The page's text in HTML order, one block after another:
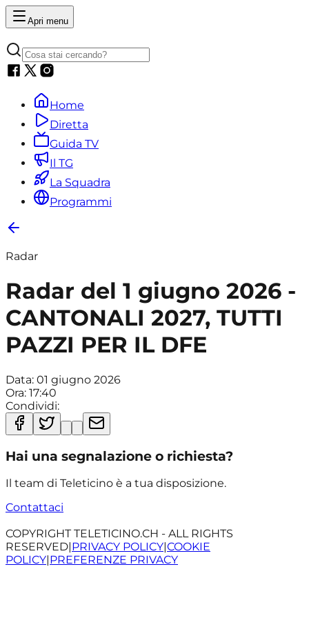
Apri menu
Home
Diretta
Guida TV
Il TG
La Squadra
Programmi
Radar
Radar del 1 giugno 2026 -
CANTONALI 2027, TUTTI
PAZZI PER IL DFE
Data: 01 giugno 2026
Ora: 17:40
Condividi:
Hai una segnalazione o richiesta?
Il team di Teleticino è a tua disposizione.
Contattaci
COPYRIGHT TELETICINO.CH - ALL RIGHTS
RESERVED|PRIVACY POLICY|COOKIE
POLICY|PREFERENZE PRIVACY